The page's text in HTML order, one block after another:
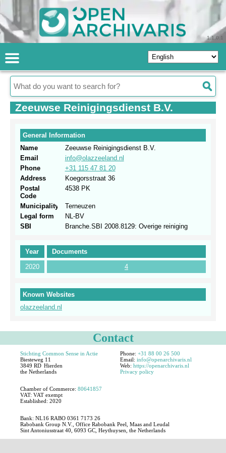
1.1.0.1
Zeeuwse Reinigingsdienst B.V.
Year
Documents
2020
4
General Information
Name
Zeeuwse Reinigingsdienst B.V.
Email
info@olazzeeland.nl
Phone
+31 115 47 81 20
Address
Koegorsstraat 36
Postal
Code
4538 PK
Municipality
Terneuzen
Legal form
NL-BV
SBI
Branche.SBI 2008.8129: Overige reiniging
Known Websites
olazzeeland.nl
Contact
Stichting Common Sense in Actie
Biesteweg 11
3849 RD Hierden
the Netherlands
Phone: +31 88 00 26 500
Email: info@openarchivaris.nl
Web: https://openarchivaris.nl
Privacy policy
Chamber of Commerce: 80641857
VAT: VAT exempt
Established: 2020
Bank: NL16 RABO 0361 7173 26
Rabobank Group N.V., Office Rabobank Peel, Maas and Leudal
Sint Antoniusstraat 40, 6093 GC, Heythuysen, the Netherlands